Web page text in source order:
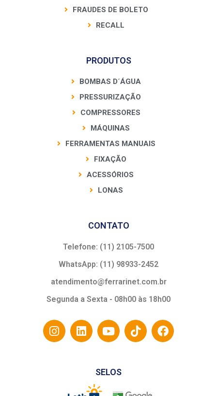
FRAUDES DE BOLETO
RECALL
PRODUTOS
BOMBAS D´ÁGUA
PRESSURIZAÇÃO
COMPRESSORES
MÁQUINAS
FERRAMENTAS MANUAIS
FIXAÇÃO
ACESSÓRIOS
LONAS
CONTATO
Telefone: (11) 2105-7500
WhatsApp: (11) 98933-2452
atendimento@ferrarinet.com.br
Segunda a Sexta - 08h00 às 18h00
SELOS